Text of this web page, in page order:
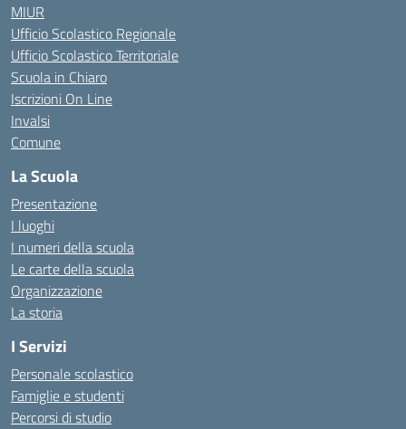
MIUR
Ufficio Scolastico Regionale
Ufficio Scolastico Territoriale
Scuola in Chiaro
Iscrizioni On Line
Invalsi
Comune
La Scuola
Presentazione
I luoghi
I numeri della scuola
Le carte della scuola
Organizzazione
La storia
I Servizi
Personale scolastico
Famiglie e studenti
Percorsi di studio